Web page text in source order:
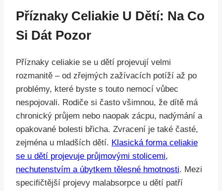
Příznaky Celiakie U Dětí: Na Co
Si Dát Pozor
Příznaky celiakie se u dětí projevují velmi
rozmanitě – od zřejmých zažívacích potíží až po
problémy, které byste s touto nemocí vůbec
nespojovali. Rodiče si často všimnou, že dítě má
chronický průjem nebo naopak zácpu, nadýmání a
opakované bolesti břicha. Zvracení je také časté,
zejména u mladších dětí. Klasická forma celiakie
se u dětí projevuje průjmovými stolicemi,
nechutenstvím a úbytkem tělesné hmotnosti. Mezi
specifičtější projevy malabsorpce u dětí patří